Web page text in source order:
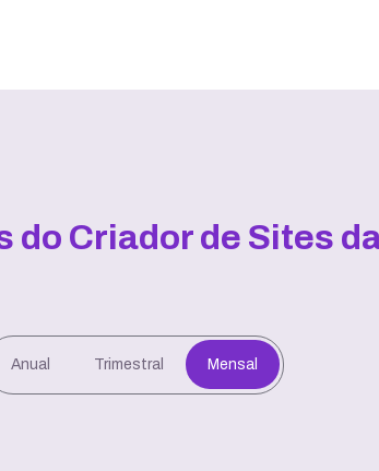
do Criador de Sites
Anual Trimestral Mensal